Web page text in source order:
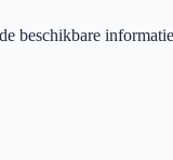
beschikbare